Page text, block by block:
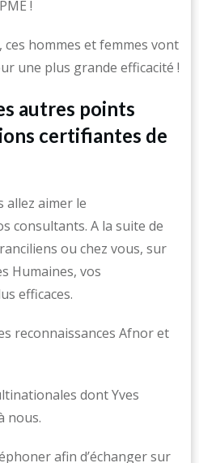
!
hommes et femmes vont
une plus grande efficacité !
autres points
certifiantes de
allez aimer le
consultants. A la suite de
ou chez vous, sur
Humaines, vos
efficaces.
reconnaissances Afnor et
dont Yves
nous.
afin d’échanger sur